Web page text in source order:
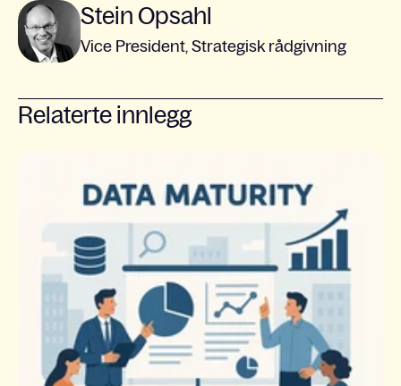
Stein Opsahl
Vice President, Strategisk rådgivning
Relaterte innlegg